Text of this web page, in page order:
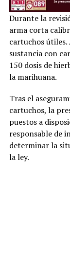
Durante la
arma corta
cartuchos útiles.
sustancia con
150 dosis de
la marihuana.
Tras el
cartuchos, la
puestos a
responsable de
determinar la
la ley.